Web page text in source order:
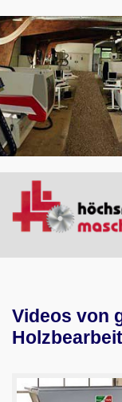
Maschinenankauf
Videos
Videos von